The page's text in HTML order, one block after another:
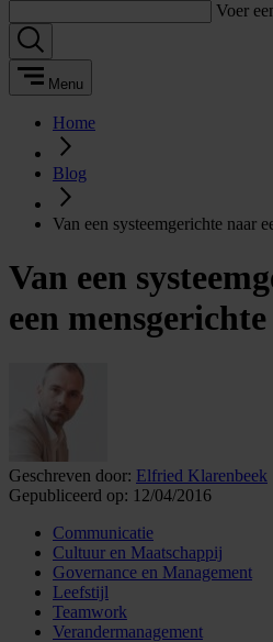
Voer
Menu
Home
Blog
Van een systeemgerichte naar
Van een
een
Geschreven door: Elfried Klarenbeek
Gepubliceerd op: 12/04/2016
Communicatie
Cultuur en Maatschappij
Governance en Management
Leefstijl
Teamwork
Verandermanagement